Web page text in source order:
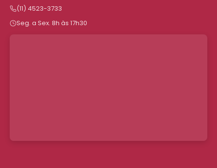
(11) 4523-3733
Seg. a Sex. 8h às 17h30